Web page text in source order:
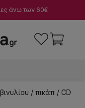
άνω των 60€
/ πικάπ / CD